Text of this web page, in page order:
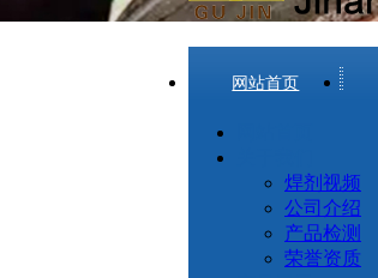
网站首页
焊剂视频
公司介绍
产品检测
荣誉资质